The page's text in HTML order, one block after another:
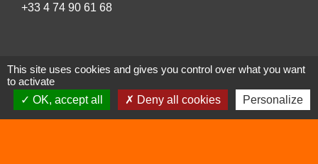
+33 4 74 90 61 68
Liens
Déchetterie
Viarhôna
This site uses cookies and gives you control over what you want
to activate
OK, accept all
Deny all cookies Personalize